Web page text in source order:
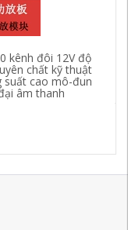
kênh đôi 12V độ
chất kỹ thuật
suất cao mô-đun
âm thanh